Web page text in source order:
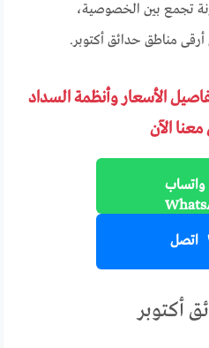
تجمع بين الخصوصية،
أرقى مناطق حدائق أكتوبر.
الأسعار وأنظمة السداد
الآن
واتساب
اتصل
أكتوبر